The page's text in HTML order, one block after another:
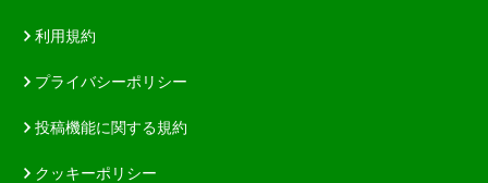
利用規約
プライバシーポリシー
投稿機能に関する規約
クッキーポリシー